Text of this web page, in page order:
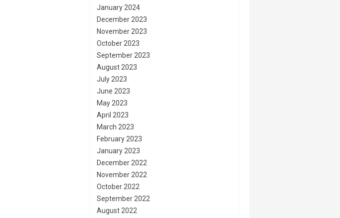
January 2024
December 2023
November 2023
October 2023
September 2023
August 2023
July 2023
June 2023
May 2023
April 2023
March 2023
February 2023
January 2023
December 2022
November 2022
October 2022
September 2022
August 2022